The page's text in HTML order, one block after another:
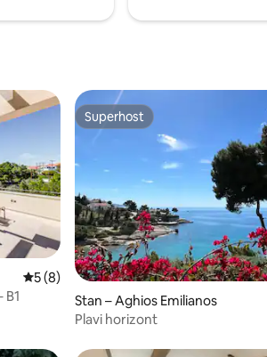
Prosječna ocjena: 5/5, recenzija: 8
5 (8)
Superhost
Superhost
Stan – Aghios Emilianos
Plavi horizont